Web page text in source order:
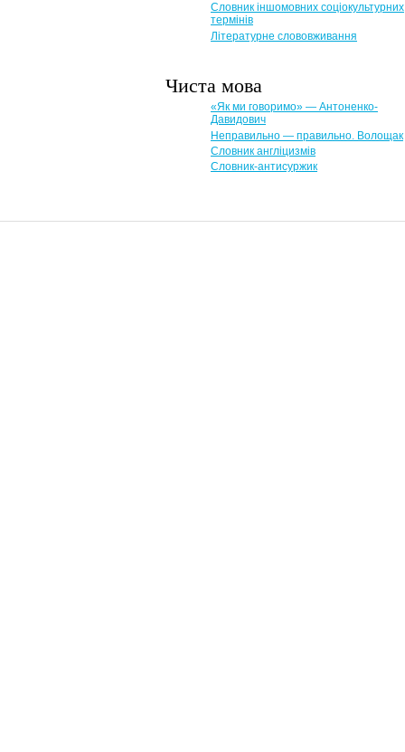
Словник іншомовних соціокультурних
термінів
Літературне слововживання
Чиста мова
«Як ми говоримо» — Антоненко-
Давидович
Неправильно — правильно. Волощак
Словник англіцизмів
Словник-антисуржик